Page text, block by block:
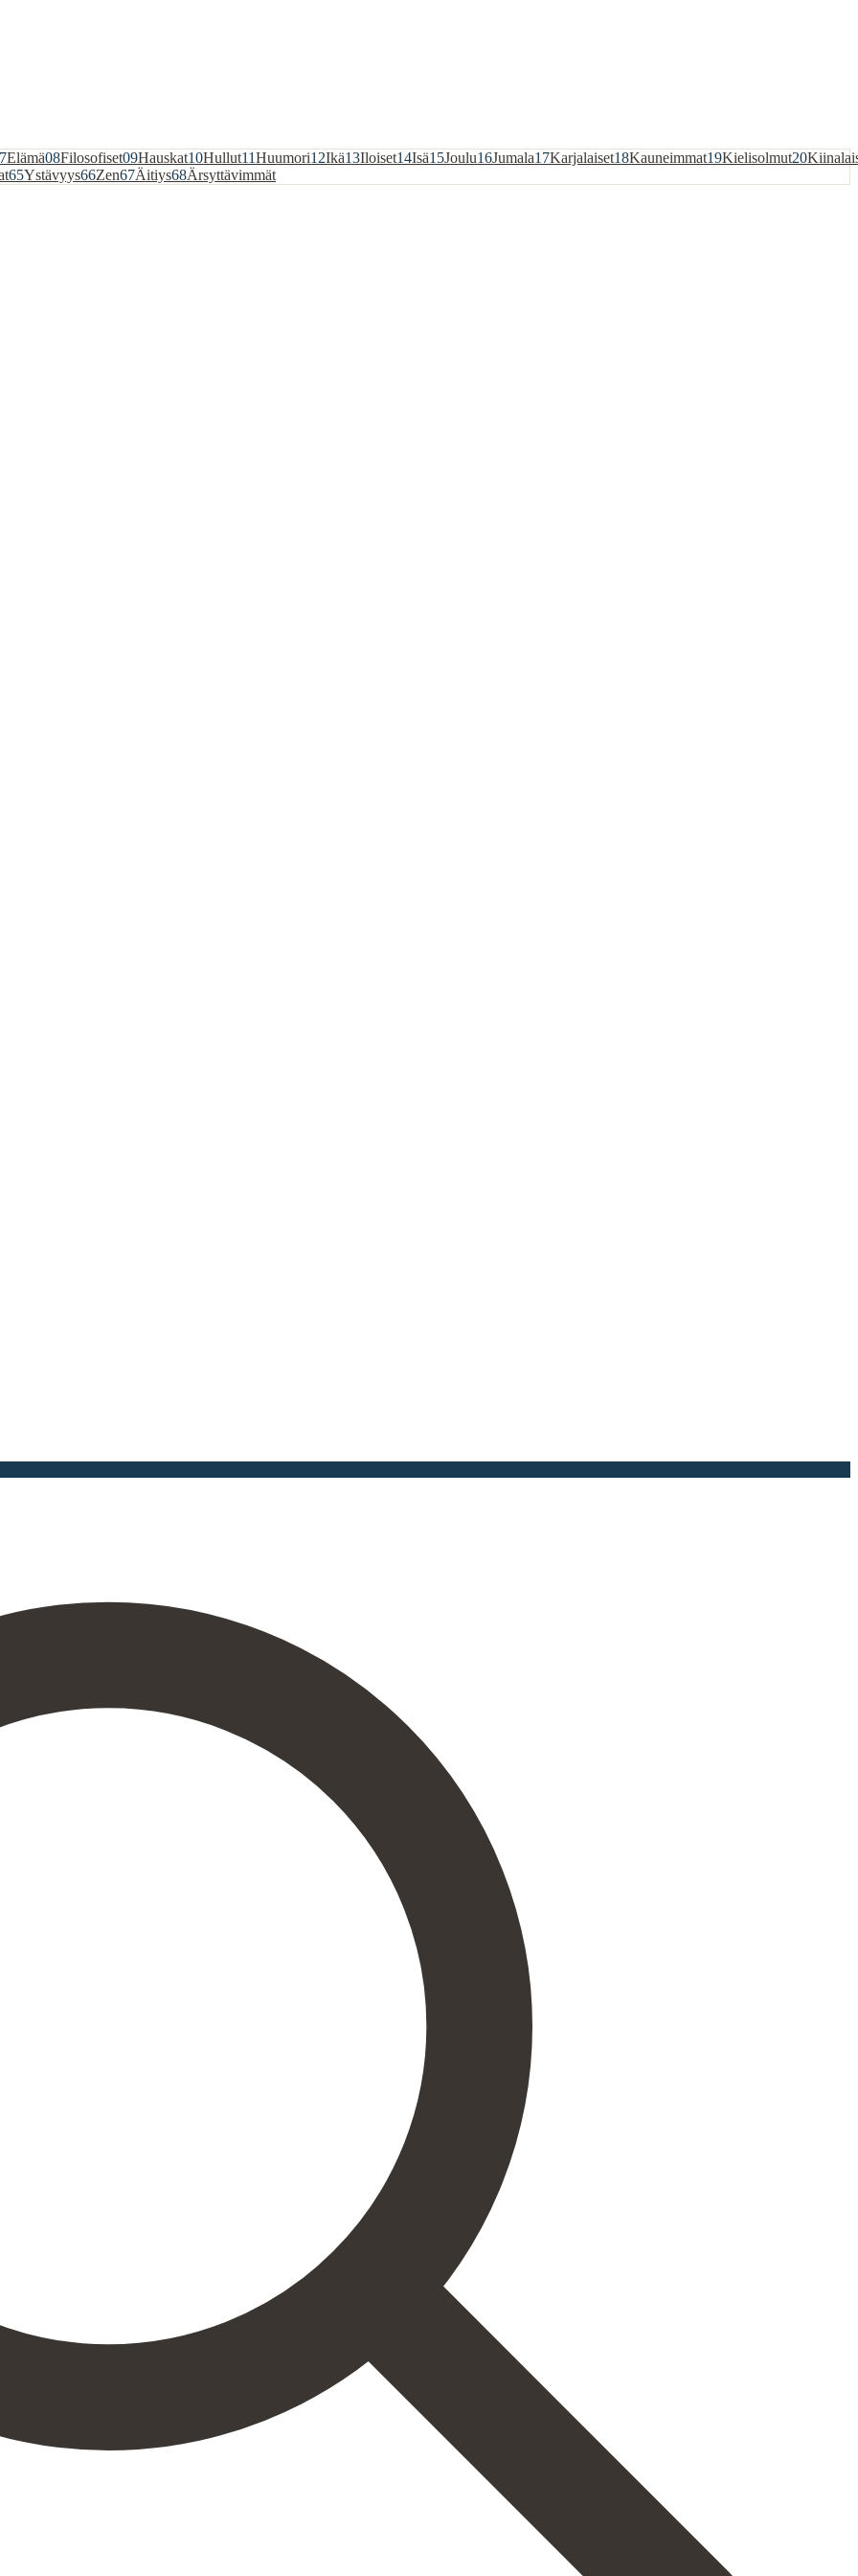
Elämä08Filosofiset09Hauskat10Hullut11Huumori12Ikä13Iloiset14Isä15Joulu16Jumala17Karjalaiset18Kauneimmat19Kielisolmut20
65Ystävyys66Zen67Äitiys68Ärsyttävimmät